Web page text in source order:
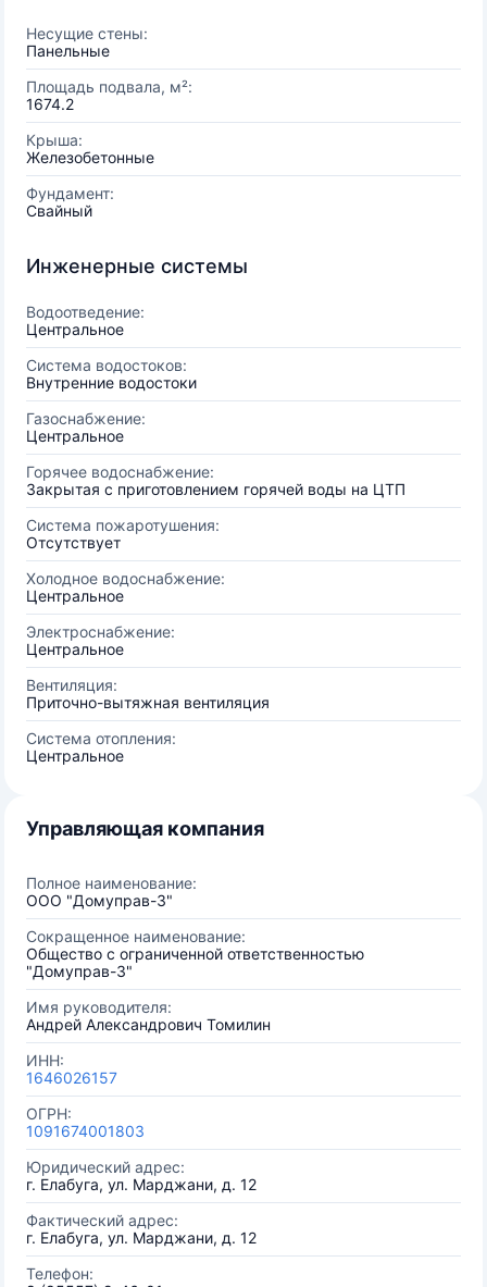
Несущие стены:
Панельные
Площадь подвала, м²:
1674.2
Крыша:
Железобетонные
Фундамент:
Свайный
Инженерные системы
Водоотведение:
Центральное
Система водостоков:
Внутренние водостоки
Газоснабжение:
Центральное
Горячее водоснабжение:
Закрытая с приготовлением горячей воды на ЦТП
Система пожаротушения:
Отсутствует
Холодное водоснабжение:
Центральное
Электроснабжение:
Центральное
Вентиляция:
Приточно-вытяжная вентиляция
Система отопления:
Центральное
Управляющая компания
Полное наименование:
ООО "Домуправ-3"
Сокращенное наименование:
Общество с ограниченной ответственностью
"Домуправ-3"
Имя руководителя:
Андрей Александрович Томилин
ИНН:
1646026157
ОГРН:
1091674001803
Юридический адрес:
г. Елабуга, ул. Марджани, д. 12
Фактический адрес:
г. Елабуга, ул. Марджани, д. 12
Телефон: